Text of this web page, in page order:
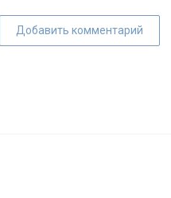
Добавить комментарий